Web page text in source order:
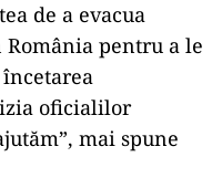
de a evacua
pentru a le
oficialilor
mai spune